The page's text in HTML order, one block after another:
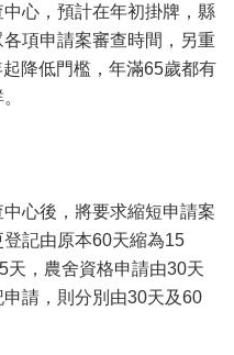
心，預計在年初掛牌，縣
項申請案審查時間，另重
降低門檻，年滿65歲都有
心後，將要求縮短申請案
記由原本60天縮為15
天，農舍資格申請由30天
請，則分別由30天及60